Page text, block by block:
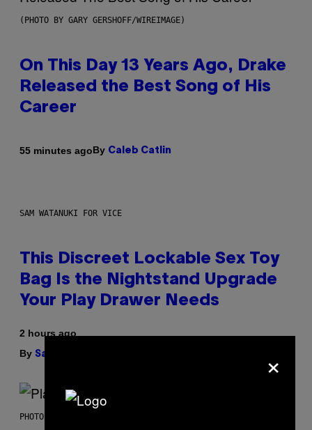
(PHOTO BY GARY GERSHOFF/WIREIMAGE)
On This Day 13 Years Ago, Drake
Released the Best Song of His
Career
55 minutes agoBy Caleb Catlin
SAM WATANUKI FOR VICE
This Discreet Lockable Sex Toy
Bag Is the Nightstand Upgrade
Your Play Drawer Needs
2 hours ago
By Sam Watanuki
PHOTO BY SCOTT GRIES/GETTY IMAGES
×